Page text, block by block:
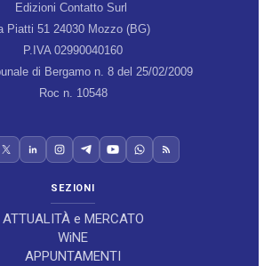
Edizioni Contatto Surl
Piatti 51 24030 Mozzo (BG)
P.IVA 02990040160
di Bergamo n. 8 del 25/02/2009
Roc n. 10548
SEZIONI
ATTUALITÀ e MERCATO
WiNE
APPUNTAMENTI